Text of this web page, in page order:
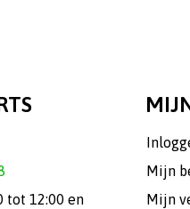
tot 12:00 en
Mijn
Mijn